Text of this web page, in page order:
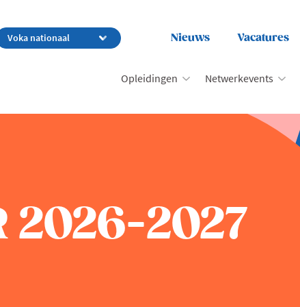
Nieuws Vacatures
Opleidingen Netwerkevents
2026-2027